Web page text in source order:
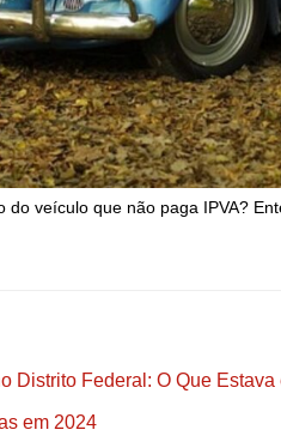
do veículo que não paga IPVA?
Distrito Federal: O Que Estava
em 2024